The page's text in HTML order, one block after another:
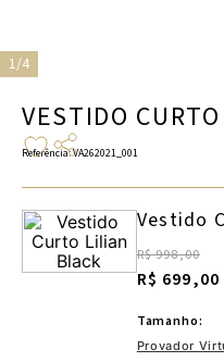
1/4
VESTIDO
Referência:VA262021_001
Vestido
R$ 998,00
R$ 699,00
Tamanho:
Provador